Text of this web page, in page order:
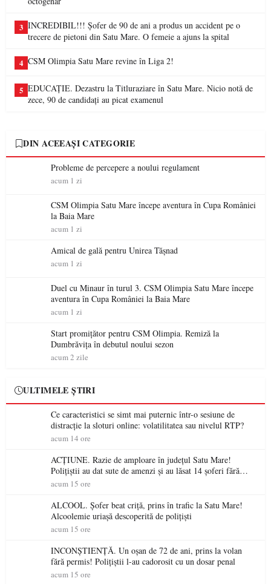
3 INCREDIBIL!!! Șofer de 90 de ani a produs un accident pe o
trecere de pietoni din Satu Mare. O femeie a ajuns la spital
4 CSM Olimpia Satu Mare revine în Liga 2!
5 EDUCAȚIE. Dezastru la Titluraziare în Satu Mare. Nicio notă de
zece, 90 de candidați au picat examenul
DIN ACEEAȘI CATEGORIE
Probleme de percepere a noului regulament
acum 1 zi
CSM Olimpia Satu Mare începe aventura în Cupa României
la Baia Mare
acum 1 zi
Amical de gală pentru Unirea Tășnad
acum 1 zi
Duel cu Minaur în turul 3. CSM Olimpia Satu Mare începe
aventura în Cupa României la Baia Mare
acum 1 zi
Start promițător pentru CSM Olimpia. Remiză la
Dumbrăvița în debutul noului sezon
acum 2 zile
ULTIMELE ȘTIRI
Ce caracteristici se simt mai puternic într-o sesiune de
distracție la sloturi online: volatilitatea sau nivelul RTP?
acum 14 ore
ACȚIUNE. Razie de amploare în județul Satu Mare!
Polițiștii au dat sute de amenzi și au lăsat 14 șoferi fără
permis într-o singură zi
acum 15 ore
ALCOOL. Șofer beat criță, prins în trafic la Satu Mare!
Alcoolemie uriașă descoperită de polițiști
acum 15 ore
INCONȘTIENȚĂ. Un oșan de 72 de ani, prins la volan
fără permis! Polițiștii l-au cadorosit cu un dosar penal
acum 15 ore